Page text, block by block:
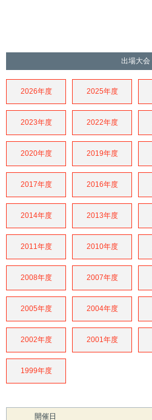
出場大会
2026年度 2025年度
2023年度 2022年度
2020年度 2019年度
2017年度 2016年度
2014年度 2013年度
2011年度 2010年度
2008年度 2007年度
2005年度 2004年度
2002年度 2001年度
1999年度
開催日